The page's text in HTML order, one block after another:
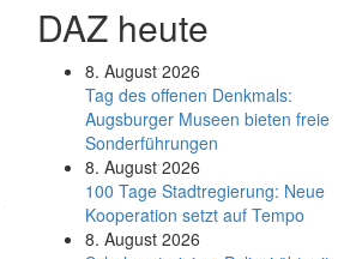
DAZ heute
8. August 2026
Tag des offenen Denkmals:
Augsburger Museen bieten freie
Sonderführungen
8. August 2026
100 Tage Stadtregierung: Neue
Kooperation setzt auf Tempo
8. August 2026